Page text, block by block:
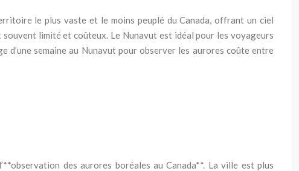
le plus vaste et le moins peuplé du Canada, offrant un ciel
limité et coûteux. Le Nunavut est idéal pour les voyageurs
d’une semaine au Nunavut pour observer les aurores coûte entre
des aurores boréales au Canada**. La ville est plus